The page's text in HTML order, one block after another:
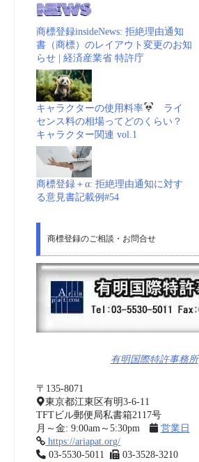
商標登録insideNews: 拒絶理由通知
書（商標）のレイアウト変更のお知
らせ | 経済産業省 特許庁
キャラクターの使用料率
ライ
センス料の相場ってどのくらい？
キャラクター関連 vol.1
商標登録＋α: 拒絶理由通知に対す
る意見書記載例#54
商標登録のご相談・お問合せ
有明国際特許事務所
〒135-8071
東京都江東区有明3-6-11
TFTビル郵便局私書箱2117号
月～金: 9:00am～5:30pm
営業日
https://ariapat.org/
03-5530-5011
03-3528-3210